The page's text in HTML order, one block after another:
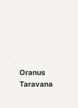
Oranus
Taravana